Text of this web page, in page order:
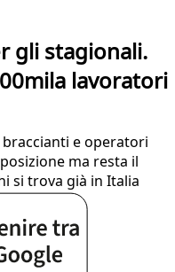
gli stagionali.
lavoratori
e operatori
ma resta il
si trova già in Italia